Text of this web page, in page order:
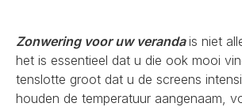
Zonwering voor uw verandais niet
het is essentieel dat u die ook mooi
tenslotte groot dat u de screens
houden de temperatuur aangenaam,